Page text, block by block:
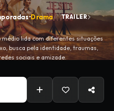
•Drama TRAILER
lida com diferentes situações
busca pela identidade, traumas,
sociais e amizade.